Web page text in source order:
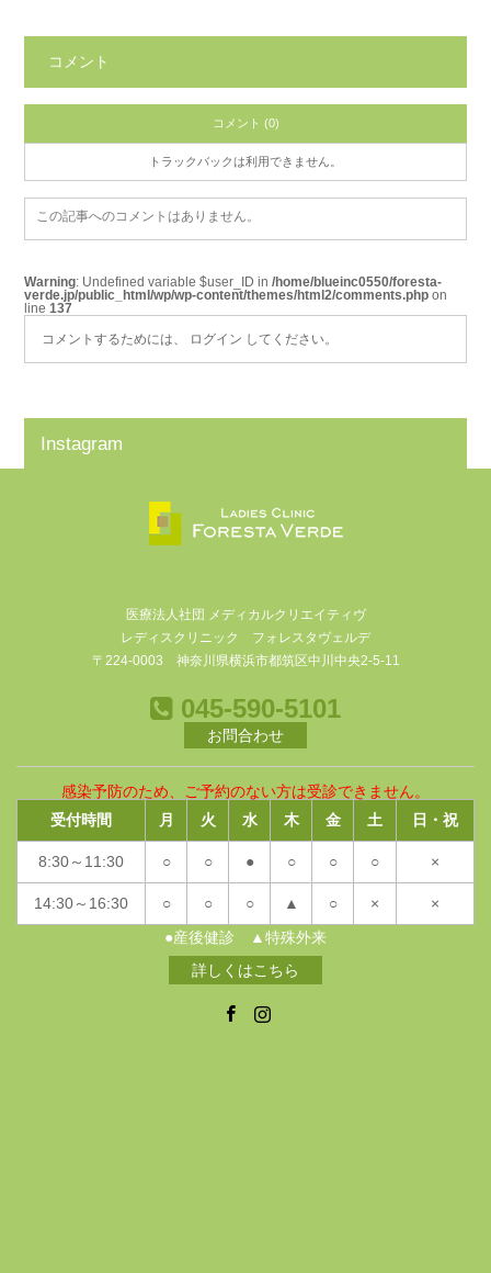
コメント
コメント (0)
トラックバックは利用できません。
この記事へのコメントはありません。
Warning: Undefined variable $user_ID in /home/blueinc0550/foresta-
verde.jp/public_html/wp/wp-content/themes/html2/comments.php on
line 137
コメントするためには、
ログイン してください。
Instagram
医療法人社団 メディカルクリエイティヴ
レディスクリニック フォレスタヴェルデ
〒224-0003 神奈川県横浜市都筑区中川中央2-5-11
045-590-5101
お問合わせ
感染予防のため、ご予約のない方は受診できません。
受付時間
月 火 水 木 金 土 日・祝
8:30～11:30 ○ ○ ● ○ ○ ○ ×
14:30～16:30 ○ ○ ○ ▲ ○ ×
×
●産後健診 ▲特殊外来
詳しくはこちら